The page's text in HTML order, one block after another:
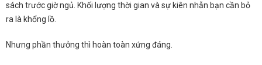
sách trước giờ ngủ. Khối lượng thời gian và sự kiên nhẫn bạn cần bỏ
ra là khổng lồ.
Nhưng phần thưởng thì hoàn toàn xứng đáng.